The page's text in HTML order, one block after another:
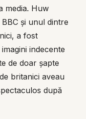
media. Huw
și unul dintre
a fost
indecente
de doar șapte
britanici aveau
după